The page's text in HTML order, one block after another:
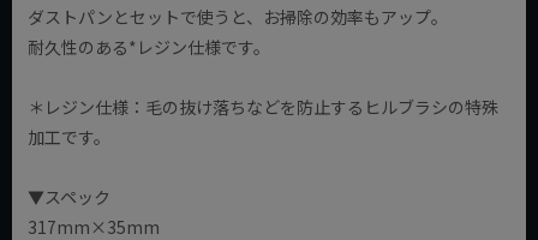
ダストパンとセットで使うと、お掃除の効率もアップ。
耐久性のある*レジン仕様です。
＊レジン仕様：毛の抜け落ちなどを防止するヒルブラシの特殊
加工です。
▼スペック
317mm×35mm